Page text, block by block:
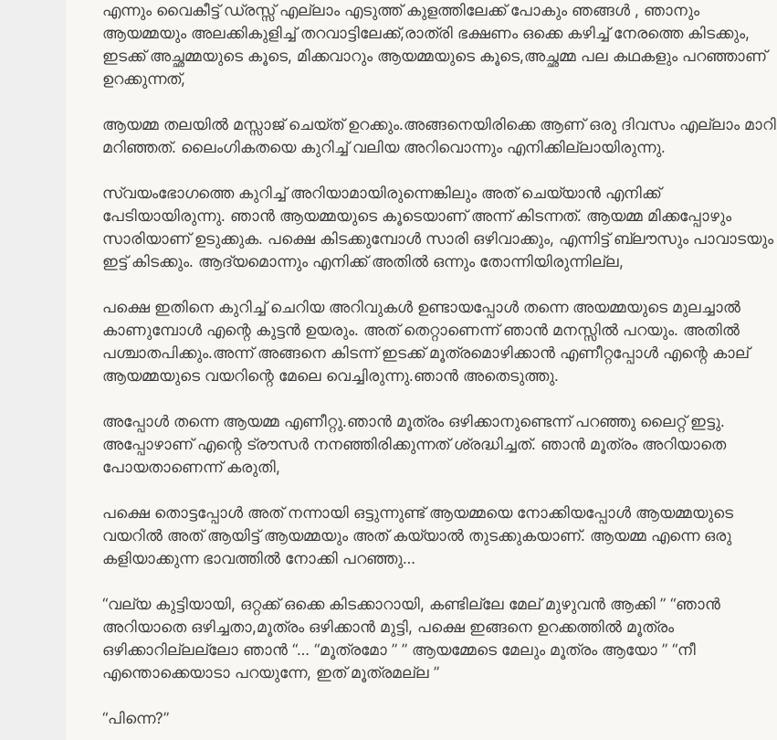
എന്നും വൈകീട്ട് ഡ്രസ്സ്‌ എല്ലാം എടുത്ത് കുളത്തിലേക്ക് പോകും ഞങ്ങൾ , ഞാനും
ആയമ്മയും അലക്കികുളിച്ച് തറവാട്ടിലേക്ക്,രാത്രി ഭക്ഷണം ഒക്കെ കഴിച്ച് നേരത്തെ കിടക്കും,
ഇടക്ക് അച്ഛമ്മയുടെ കൂടെ, മിക്കവാറും ആയമ്മയുടെ കൂടെ,അച്ഛമ്മ പല കഥകളും പറഞ്ഞാണ്
ഉറക്കുന്നത്,
ആയമ്മ തലയിൽ മസ്സാജ് ചെയ്ത് ഉറക്കും.അങ്ങനെയിരിക്കെ ആണ് ഒരു ദിവസം എല്ലാം മാറി
മറിഞ്ഞത്. ലൈംഗികതയെ കുറിച്ച് വലിയ അറിവൊന്നും എനിക്കില്ലായിരുന്നു.
സ്വയംഭോഗത്തെ കുറിച്ച് അറിയാമായിരുന്നെങ്കിലും അത് ചെയ്യാൻ എനിക്ക്
പേടിയായിരുന്നു. ഞാൻ ആയമ്മയുടെ കൂടെയാണ് അന്ന് കിടന്നത്. ആയമ്മ മിക്കപ്പോഴും
സാരിയാണ് ഉടുക്കുക. പക്ഷെ കിടക്കുമ്പോൾ സാരി ഒഴിവാക്കും, എന്നിട്ട് ബ്ലൗസും പാവാടയും
ഇട്ട് കിടക്കും. ആദ്യമൊന്നും എനിക്ക് അതിൽ ഒന്നും തോന്നിയിരുന്നില്ല,
പക്ഷെ ഇതിനെ കുറിച്ച് ചെറിയ അറിവുകൾ ഉണ്ടായപ്പോൾ തന്നെ അയമ്മയുടെ മുലച്ചാൽ
കാണുമ്പോൾ എന്റെ കുട്ടൻ ഉയരും. അത് തെറ്റാണെന്ന് ഞാൻ മനസ്സിൽ പറയും. അതിൽ
പശ്ചാതപിക്കും.അന്ന് അങ്ങനെ കിടന്ന് ഇടക്ക് മൂത്രമൊഴിക്കാൻ എണീറ്റപ്പോൾ എന്റെ കാല്
ആയമ്മയുടെ വയറിന്റെ മേലെ വെച്ചിരുന്നു.ഞാൻ അതെടുത്തു.
അപ്പോൾ തന്നെ ആയമ്മ എണീറ്റു.ഞാൻ മൂത്രം ഒഴിക്കാനുണ്ടെന്ന് പറഞ്ഞു ലൈറ്റ് ഇട്ടു.
അപ്പോഴാണ് എന്റെ ട്രൗസർ നനഞ്ഞിരിക്കുന്നത് ശ്രദ്ധിച്ചത്. ഞാൻ മൂത്രം അറിയാതെ
പോയതാണെന്ന് കരുതി,
പക്ഷെ തൊട്ടപ്പോൾ അത് നന്നായി ഒട്ടുന്നുണ്ട് ആയമ്മയെ നോക്കിയപ്പോൾ ആയമ്മയുടെ
വയറിൽ അത് ആയിട്ട് ആയമ്മയും അത് കയ്യാൽ തുടക്കുകയാണ്. ആയമ്മ എന്നെ ഒരു
കളിയാക്കുന്ന ഭാവത്തിൽ നോക്കി പറഞ്ഞു…
“വല്യ കുട്ടിയായി, ഒറ്റക്ക് ഒക്കെ കിടക്കാറായി, കണ്ടില്ലേ മേല് മുഴുവൻ ആക്കി ” “ഞാൻ
അറിയാതെ ഒഴിച്ചതാ,മൂത്രം ഒഴിക്കാൻ മുട്ടി, പക്ഷെ ഇങ്ങനെ ഉറക്കത്തിൽ മൂത്രം
ഒഴിക്കാറില്ലല്ലോ ഞാൻ “… “മൂത്രമോ ” ” ആയമ്മേടെ മേലും മൂത്രം ആയോ ” “നീ
എന്തൊക്കെയാടാ പറയുന്നേ, ഇത് മൂത്രമല്ല ”
“പിന്നെ?”